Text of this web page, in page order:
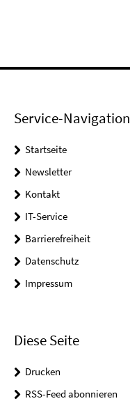
Service-Navigation
Startseite
Newsletter
Kontakt
IT-Service
Barrierefreiheit
Datenschutz
Impressum
Diese Seite
Drucken
RSS-Feed abonnieren